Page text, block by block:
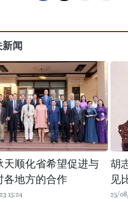
闻
天顺化省希望促进与
各地方的合作
15:24
胡
见
25/